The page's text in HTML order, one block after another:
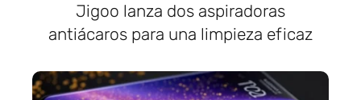
Jigoo lanza dos aspiradoras
antiácaros para una limpieza eficaz